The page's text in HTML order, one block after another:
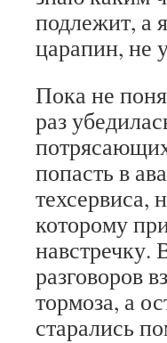
подлежит, а
царапин, не
Пока не
раз
попасть в
техсервиса,
которому
навстречку.
разговоров
тормоза, а
старались